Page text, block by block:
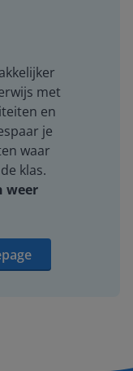
met
en
je
waar
klas.
weer